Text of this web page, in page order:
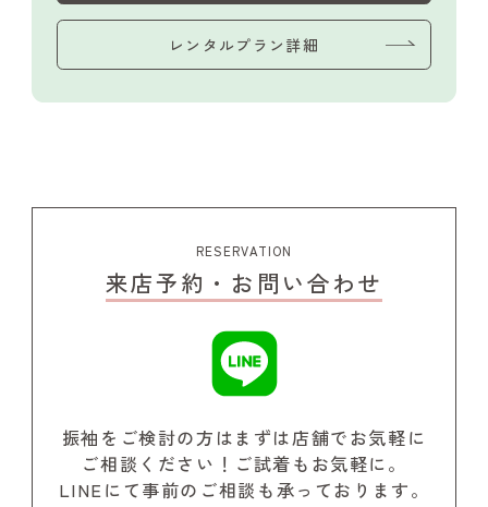
レンタルプラン詳細
RESERVATION
来店予約・お問い合わせ
振袖をご検討の方はまずは店舗でお気軽に
ご相談ください！ ご試着もお気軽に。
LINEにて事前のご相談も承っております。